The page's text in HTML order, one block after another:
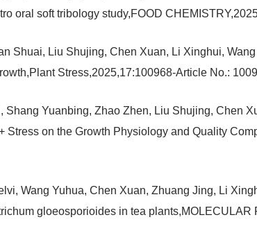
oral soft tribology study,FOOD
Shuai, Liu Shujing, Chen Xuan, Li Xinghui,
Stress,2025,17:100968-Article No.:
Yuanbing, Zhao Zhen, Liu Shujing, Chen
on the Growth Physiology and Quality
Wang Yuhua, Chen Xuan, Zhuang Jing, Li
gloeosporioides in tea plants,MOLECULAR